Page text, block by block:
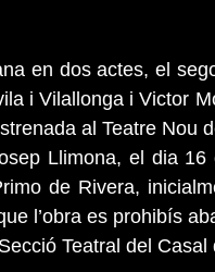
en dos actes, el
i Vilallonga i Victor
al Teatre Nou
Llimona, el dia 16
de Rivera,
l’obra es prohibís
Teatral del